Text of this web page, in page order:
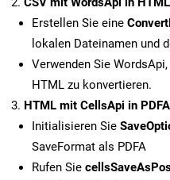
Erstellen Sie eine
lokalen Dateinamen und
Verwenden Sie
HTML zu konvertieren.
HTML mit CellsApi in
Initialisieren Sie
SaveFormat als PDFA
Rufen Sie